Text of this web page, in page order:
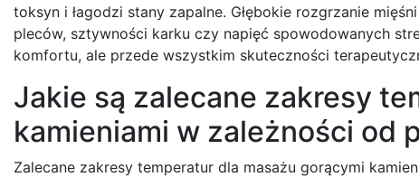
toksyn i łagodzi stany zapalne. Głębokie rozgrzanie
pleców, sztywności karku czy napięć spowodowanych
komfortu, ale przede wszystkim skuteczności
Jakie są zalecane zakresy
kamieniami w zależności od
Zalecane zakresy temperatur dla masażu gorącymi